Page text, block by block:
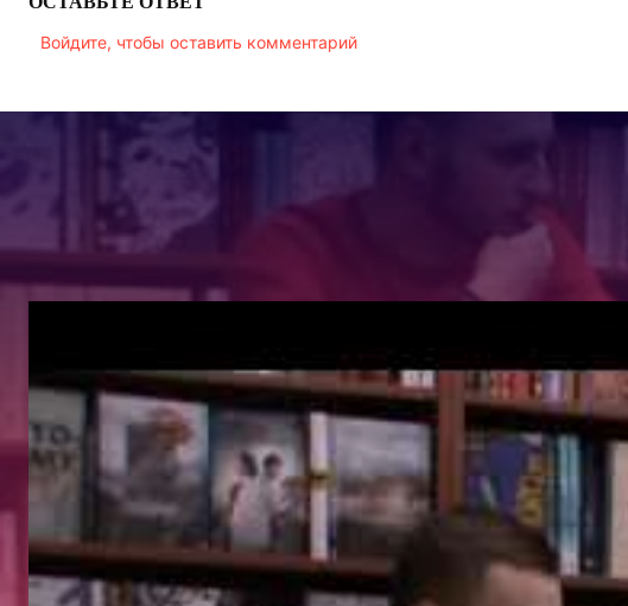
Войдите, чтобы оставить комментарий